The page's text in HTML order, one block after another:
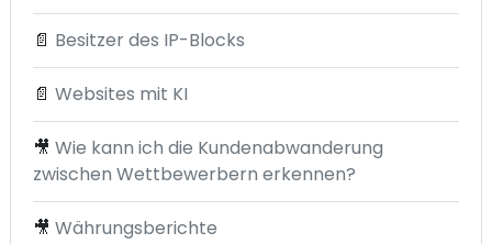
📄 Besitzer des IP-Blocks
📄 Websites mit KI
🎥 Wie kann ich die Kundenabwanderung
zwischen Wettbewerbern erkennen?
🎥 Währungsberichte